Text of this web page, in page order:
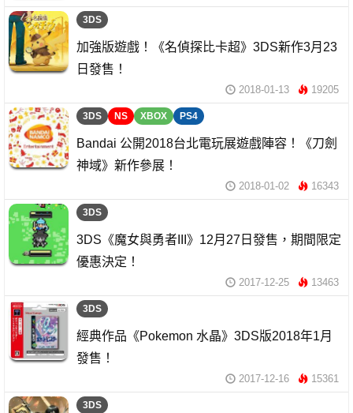
3DS
加強版遊戲！《名偵探比卡超》3DS新作3月23
日發售！
2018-01-13 19205
3DS NS XBOX PS4
Bandai 公開2018台北電玩展遊戲陣容！《刀劍
神域》新作參展！
2018-01-02 16343
3DS
3DS《魔女與勇者III》12月27日發售，期間限定
優惠決定！
2017-12-25 13463
3DS
經典作品《Pokemon 水晶》3DS版2018年1月
發售！
2017-12-16 15361
3DS